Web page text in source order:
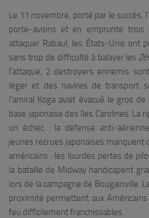
Le 11 novembre, porté par le succès,
porte-avions et en emprunte
attaquer Rabaul, les États-Unis ont
sans trop de difficulté à balayer les
l’attaque, 2 destroyers ennemis
léger et des navires de transport
l’amiral Koga avait évacué le gros
base japonaise des îles Carolines. La
un échec : la défense anti-
jeunes recrues japonaises manquent
américains : les lourdes pertes de
la bataille de Midway handicapent
lors de la campagne de Bougainville.
proximité permettent aux
feu difficilement franchissables.